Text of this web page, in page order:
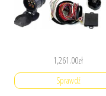
1,261.00zł
Sprawdź